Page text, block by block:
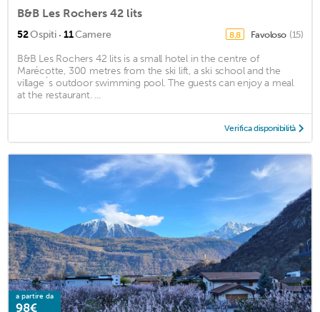
B&B Les Rochers 42 lits
52Ospiti · 11Camere 8,8 Favoloso (15)
B&B Les Rochers 42 lits is a small hotel in the centre of
Marécotte, 300 metres from the ski lift, a ski school and the
village´s outdoor swimming pool. The guests can enjoy a meal
at the restaurant. ...
Verifica disponibilità
a partire da
98€